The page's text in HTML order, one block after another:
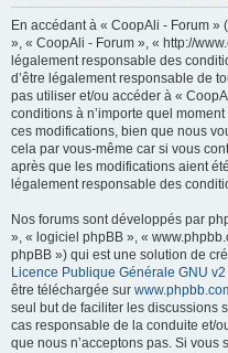
En accédant à « CoopAli - Forum
», « CoopAli - Forum », « http://
légalement responsable des
d’être légalement responsable de
pas utiliser et/ou accéder à «
conditions à n’importe quel
ces modifications, bien que nous
cela par vous-même car si vous
après que les modifications aient
légalement responsable des
Nos forums sont développés par
», « logiciel phpBB », «
phpBB ») qui est une solution de
Licence Publique Générale GNU v2
être téléchargée sur
seul but de faciliter les discussions
cas responsable de la conduite et/
que nous n’acceptons pas. Si vous